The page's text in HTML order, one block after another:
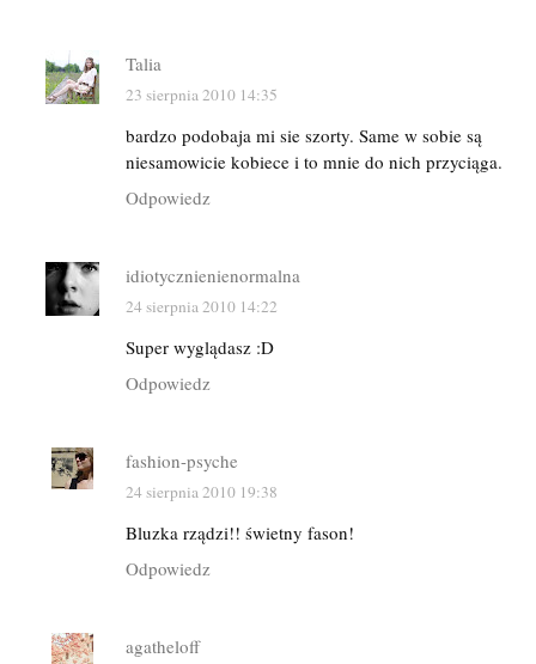
Talia
23 sierpnia 2010 14:35
bardzo podobaja mi sie szorty. Same w sobie są
niesamowicie kobiece i to mnie do nich przyciąga.
Odpowiedz
idiotycznienienormalna
24 sierpnia 2010 14:22
Super wyglądasz :D
Odpowiedz
fashion-psyche
24 sierpnia 2010 19:38
Bluzka rządzi!! świetny fason!
Odpowiedz
agatheloff